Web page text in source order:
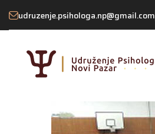
udruzenje.psihologa.np@gmail.com